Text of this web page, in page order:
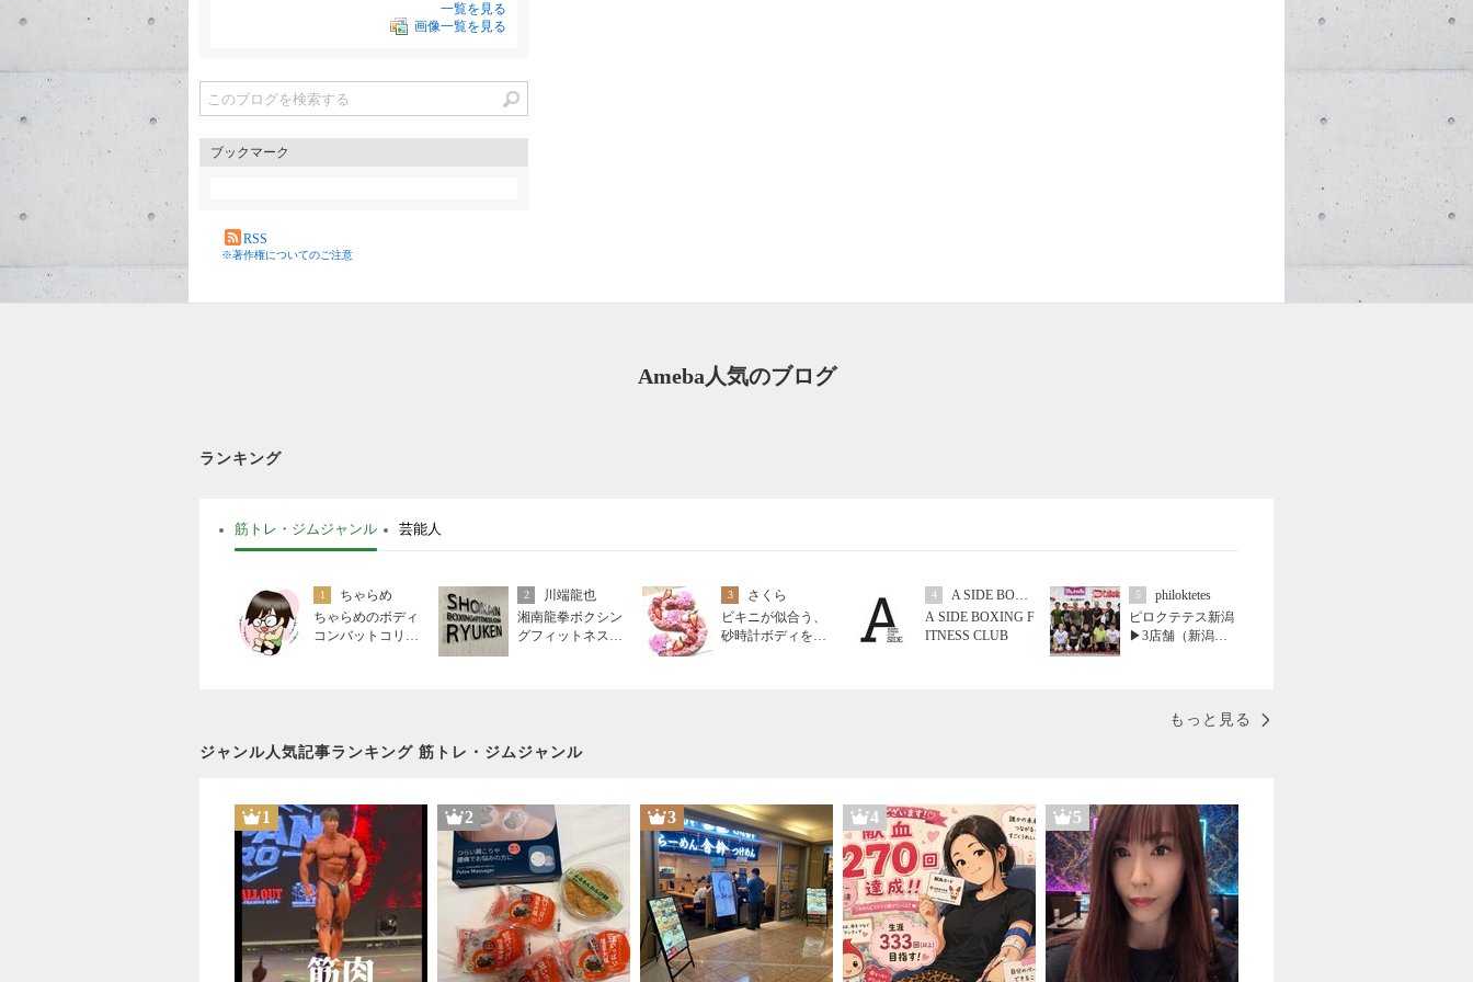
一覧を見る
画像一覧を見る
ブックマーク
RSS
※著作権についてのご注意
Ameba人気のブログ
ランキング
筋トレ・ジムジャンル 芸能人
1
ちゃらめ
ちゃらめのボディ
コンバットコリオ
2
川端龍也
湘南龍拳ボクシン
グフィットネスジ
3
さくら
ビキニが似合う、
砂時計ボディを目
4
A SIDE BOXING FITNESS CLUB
A SIDE BOXING F
ITNESS CLUB
5
philoktetes
ピロクテテス新潟
▶3店舗（新潟市
もっと見る
ジャンル人気記事ランキング 筋トレ・ジムジャンル
1 2 3 4 5